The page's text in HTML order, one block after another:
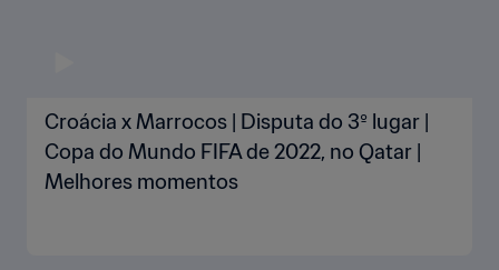
Croácia x Marrocos | Disputa do 3º lugar |
Copa do Mundo FIFA de 2022, no Qatar |
Melhores momentos